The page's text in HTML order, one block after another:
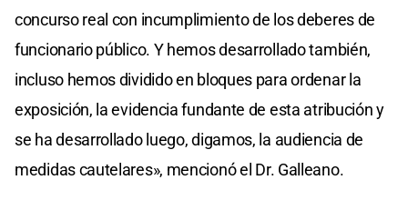
concurso real con incumplimiento de los deberes de
funcionario público. Y hemos desarrollado también,
incluso hemos dividido en bloques para ordenar la
exposición, la evidencia fundante de esta atribución y
se ha desarrollado luego, digamos, la audiencia de
medidas cautelares», mencionó el Dr. Galleano.